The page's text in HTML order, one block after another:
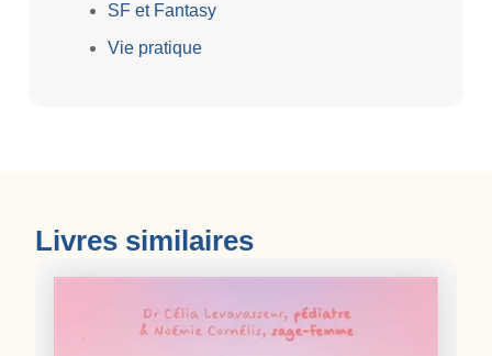
SF et Fantasy
Vie pratique
Livres similaires